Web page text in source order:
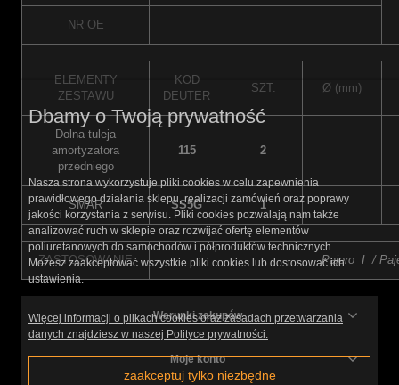
NR OE
ELEMENTY
ZESTAWU
KOD
DEUTER
SZT. Ø (mm)
Dolna tuleja
amortyzatora
przedniego
115 2
SMAR SS5G 1
ZASTOSOWANIE Pajero I /
Warunki zakupów
Moje konto
Dbamy o Twoją prywatność
Nasza strona wykorzystuje pliki cookies w celu zapewnienia
prawidłowego działania sklepu, realizacji zamówień oraz poprawy
jakości korzystania z serwisu. Pliki cookies pozwalają nam także
analizować ruch w sklepie oraz rozwijać ofertę elementów
poliuretanowych do samochodów i półproduktów technicznych.
Możesz zaakceptować wszystkie pliki cookies lub dostosować ich
ustawienia.
Więcej informacji o plikach cookies oraz zasadach przetwarzania
danych znajdziesz w naszej Polityce prywatności.
zaakceptuj tylko niezbędne